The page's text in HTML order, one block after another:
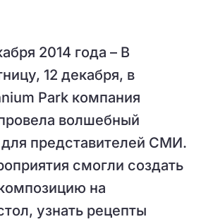
2014 года – В
12 декабря, в
Park компания
волшебный
представителей СМИ.
смогли создать
на
узнать рецепты